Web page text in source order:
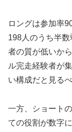
ロングは参加率
198人のうち半
者の質が低いか
ル完走経験者が
い構成だと見る
一方、ショート
ての役割が数字